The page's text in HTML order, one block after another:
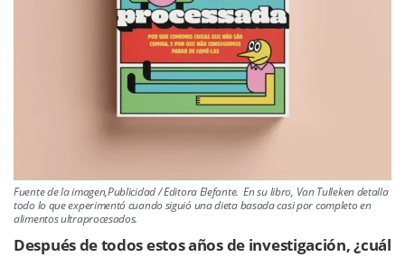
Fuente de la imagen,Publicidad / Editora Elefante. En su libro, Van Tulleken detalla
todo lo que experimentó cuando siguió una dieta basada casi por completo en
alimentos ultraprocesados.
Después de todos estos años de investigación, ¿cuál